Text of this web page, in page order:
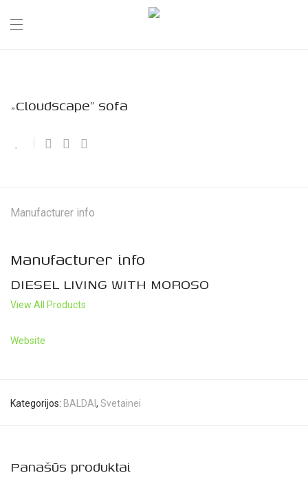
„Cloudscape” sofa
Manufacturer info
Manufacturer info
DIESEL LIVING WITH MOROSO
View All Products
Website
Kategorijos: BALDAI , Svetainei
Panašūs produktai